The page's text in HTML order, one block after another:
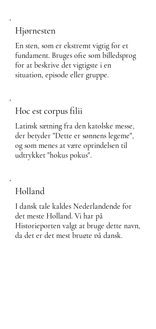
Hjørnesten
En sten, som er ekstremt vigtig for et
fundament. Bruges ofte som billedsprog
for at beskrive det vigtigste i en
situation, episode eller gruppe.
Hoc est corpus filii
Latinsk sætning fra den katolske messe,
der betyder "Dette er sønnens legeme",
og som menes at være oprindelsen til
udtrykket "hokus pokus".
Holland
I dansk tale kaldes Nederlandende for
det meste Holland. Vi har på
Historieporten valgt at bruge dette navn,
da det er det mest brugte på dansk.